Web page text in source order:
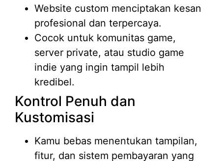
Website custom menciptakan kesan
profesional dan terpercaya.
Cocok untuk komunitas game,
server private, atau studio game
indie yang ingin tampil lebih
kredibel.
Kontrol Penuh dan
Kustomisasi
Kamu bebas menentukan tampilan,
fitur, dan sistem pembayaran yang